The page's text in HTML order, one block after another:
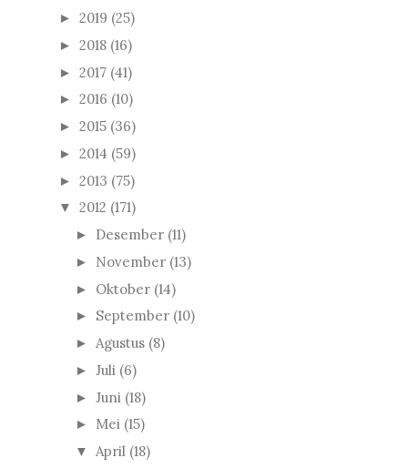
► 2019 (25)
► 2018 (16)
► 2017 (41)
► 2016 (10)
► 2015 (36)
► 2014 (59)
► 2013 (75)
▼ 2012 (171)
► Desember (11)
► November (13)
► Oktober (14)
► September (10)
► Agustus (8)
► Juli (6)
► Juni (18)
► Mei (15)
▼ April (18)